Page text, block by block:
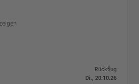
Rückflug
Di., 20.10.26